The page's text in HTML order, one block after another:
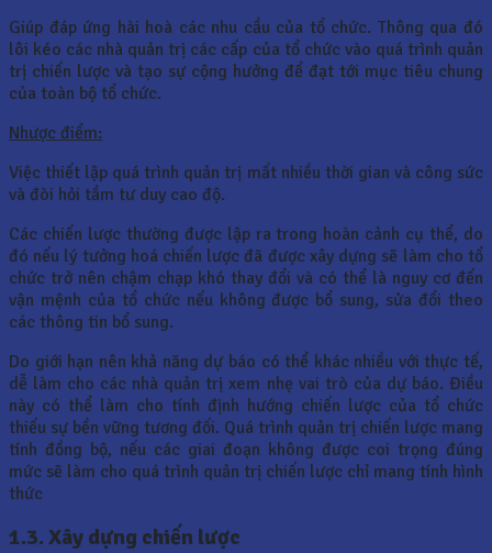
Giúp đáp ứng hài hoà các nhu cầu của tổ chức. Thông qua đó
lôi kéo các nhà quản trị các cấp của tổ chức vào quá trình quản
trị chiến lược và tạo sự cộng hưởng để đạt tới mục tiêu chung
của toàn bộ tổ chức.
Nhược điểm:
Việc thiết lập quá trình quản trị mất nhiều thời gian và công sức
và đòi hỏi tầm tư duy cao độ.
Các chiến lược thường được lập ra trong hoàn cảnh cụ thể, do
đó nếu lý tưởng hoá chiến lược đã được xây dựng sẽ làm cho tổ
chức trở nên chậm chạp khó thay đổi và có thể là nguy cơ đến
vận mệnh của tổ chức nếu không được bổ sung, sửa đổi theo
các thông tin bổ sung.
Do giới hạn nên khả năng dự báo có thể khác nhiều với thực tế,
dễ làm cho các nhà quản trị xem nhẹ vai trò của dự báo. Điều
này có thể làm cho tính định hướng chiến lược của tổ chức
thiếu sự bền vững tương đối. Quá trình quản trị chiến lược mang
tính đồng bộ, nếu các giai đoạn không được coi trọng đúng
mức sẽ làm cho quá trình quản trị chiến lược chỉ mang tính hình
thức
1.3. Xây dựng chiến lược